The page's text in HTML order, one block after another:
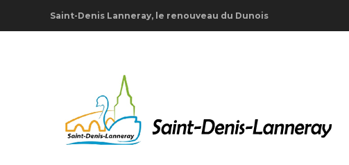
Saint-Denis Lanneray, le renouveau du Dunois